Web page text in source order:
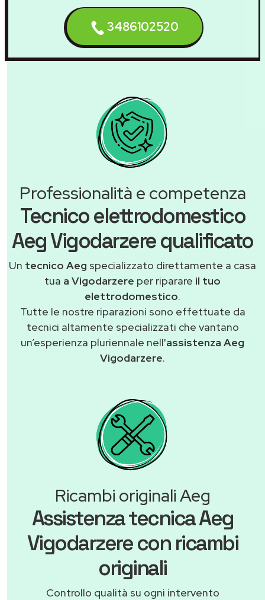
3486102520
Professionalità e competenza
Tecnico elettrodomestico
Aeg Vigodarzere qualificato
Un tecnico Aeg specializzato direttamente a casa
tua a Vigodarzere per riparare il tuo
elettrodomestico.
Tutte le nostre riparazioni sono effettuate da
tecnici altamente specializzati che vantano
un’esperienza pluriennale nell'assistenza Aeg
Vigodarzere.
Ricambi originali Aeg
Assistenza tecnica Aeg
Vigodarzere con ricambi
originali
Controllo qualità su ogni intervento